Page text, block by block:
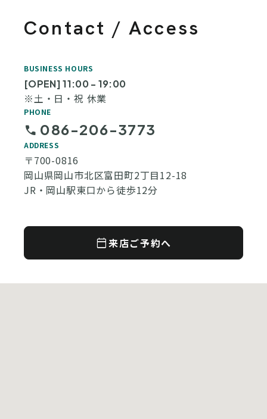
Contact / Access
BUSINESS HOURS
[OPEN] 11:00 - 19:00
※土・日・祝 休業
PHONE
call 086-206-3773
ADDRESS
〒700-0816
岡山県岡山市北区富田町2丁目12-18
JR・岡山駅東口から徒歩12分
calendar_today来店ご予約へ